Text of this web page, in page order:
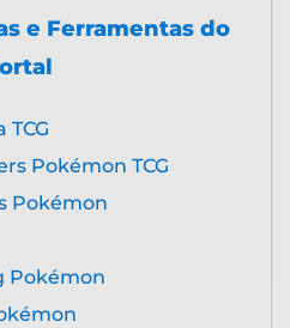
e Ferramentas do
Pokémon TCG
Pokémon
Pokémon